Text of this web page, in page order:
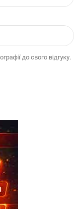
до свого відгуку.